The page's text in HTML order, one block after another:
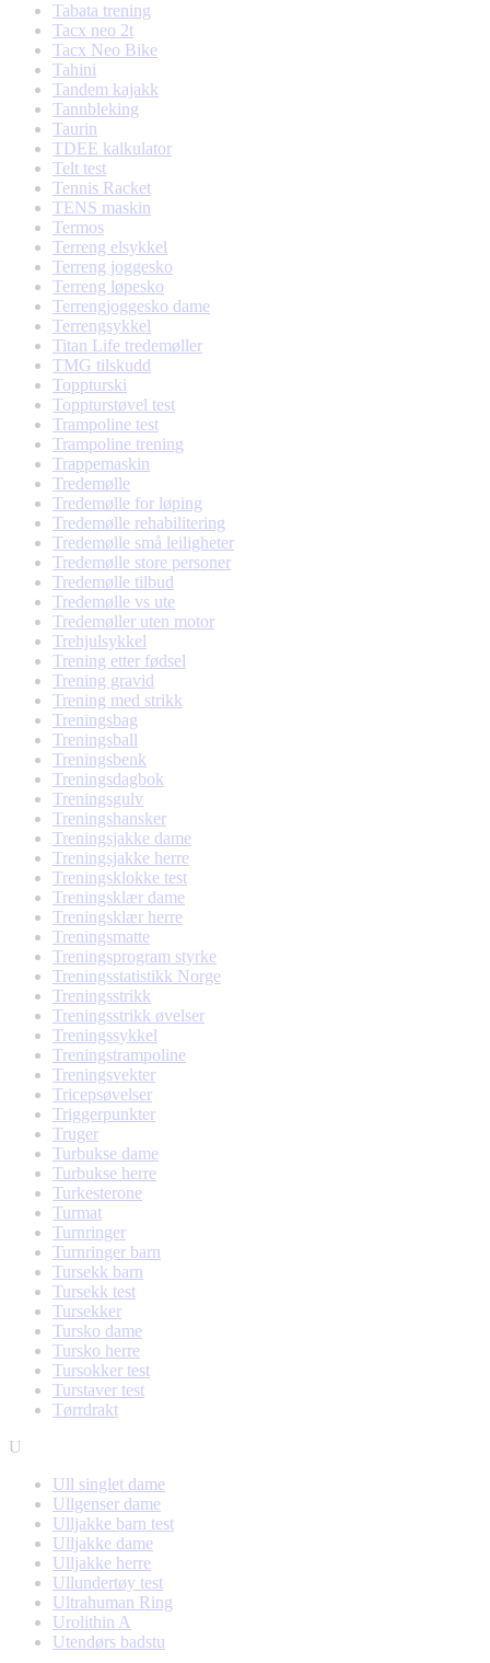
Tabata trening
Tacx neo 2t
Tacx Neo Bike
Tahini
Tandem kajakk
Tannbleking
Taurin
TDEE kalkulator
Telt test
Tennis Racket
TENS maskin
Termos
Terreng elsykkel
Terreng joggesko
Terreng løpesko
Terrengjoggesko dame
Terrengsykkel
Titan Life tredemøller
TMG tilskudd
Toppturski
Toppturstøvel test
Trampoline test
Trampoline trening
Trappemaskin
Tredemølle
Tredemølle for løping
Tredemølle rehabilitering
Tredemølle små leiligheter
Tredemølle store personer
Tredemølle tilbud
Tredemølle vs ute
Tredemøller uten motor
Trehjulsykkel
Trening etter fødsel
Trening gravid
Trening med strikk
Treningsbag
Treningsball
Treningsbenk
Treningsdagbok
Treningsgulv
Treningshansker
Treningsjakke dame
Treningsjakke herre
Treningsklokke test
Treningsklær dame
Treningsklær herre
Treningsmatte
Treningsprogram styrke
Treningsstatistikk Norge
Treningsstrikk
Treningsstrikk øvelser
Treningssykkel
Treningstrampoline
Treningsvekter
Tricepsøvelser
Triggerpunkter
Truger
Turbukse dame
Turbukse herre
Turkesterone
Turmat
Turnringer
Turnringer barn
Tursekk barn
Tursekk test
Tursekker
Tursko dame
Tursko herre
Tursokker test
Turstaver test
Tørrdrakt
U
Ull singlet dame
Ullgenser dame
Ulljakke barn test
Ulljakke dame
Ulljakke herre
Ullundertøy test
Ultrahuman Ring
Urolithin A
Utendørs badstu